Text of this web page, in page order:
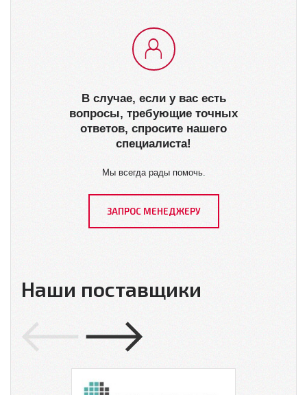
В случае, если у вас есть
вопросы, требующие точных
ответов, спросите нашего
специалиста!
Мы всегда рады помочь.
ЗАПРОС МЕНЕДЖЕРУ
Наши поставщики